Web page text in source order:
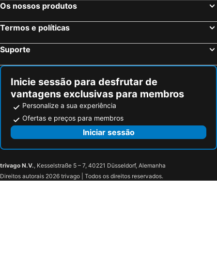
Os nossos produtos
Termos e políticas
Suporte
Inicie sessão para desfrutar de
vantagens exclusivas para membros
Personalize a sua experiência
Ofertas e preços para membros
Iniciar sessão
trivago N.V., Kesselstraße 5 – 7, 40221 Düsseldorf, Alemanha
Direitos autorais 2026 trivago | Todos os direitos reservados.